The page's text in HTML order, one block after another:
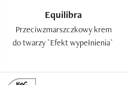
Equilibra
Przeciwzmarszczkowy krem